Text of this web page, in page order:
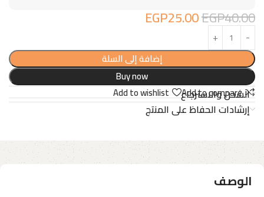
EGP40.00
EGP25.00
إضافة إلى السلة
Buy now
Add to compare
Add to wishlist
الشحن والاسترجاع
إرشادات الحفاظ على المنتج
الوصف